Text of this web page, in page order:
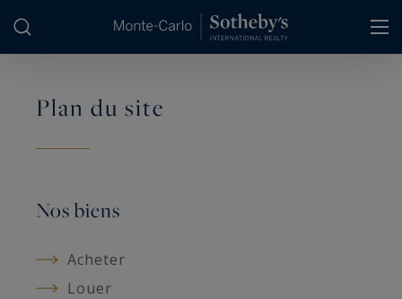
Plan du site
Nos biens
Acheter
Louer